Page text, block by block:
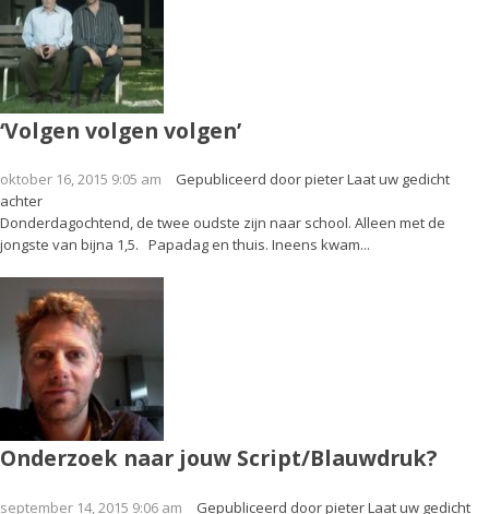
‘Volgen volgen volgen’
oktober 16, 2015 9:05 am Gepubliceerd doorpieterLaat uw gedicht
achter
Donderdagochtend, de twee oudste zijn naar school. Alleen met de
jongste van bijna 1,5. Papadag en thuis. Ineens kwam...
Onderzoek naar jouw Script/Blauwdruk?
september 14, 2015 9:06 am Gepubliceerd doorpieterLaat uw gedicht